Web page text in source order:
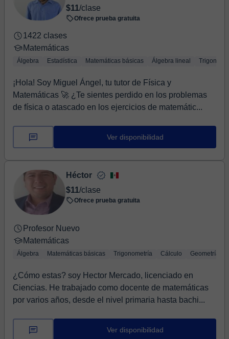
$11/clase
Ofrece prueba gratuita
1422 clases
Matemáticas
Álgebra Estadística Matemáticas básicas Álgebra lineal
¡Hola! Soy Miguel Ángel, tu tutor de Física y
Matemáticas 🚀 ¿Te sientes perdido en los problemas
de física o atascado en los ejercicios de matemátic...
Ver disponibilidad
Héctor
$11/clase
Ofrece prueba gratuita
Profesor Nuevo
Matemáticas
Álgebra Matemáticas básicas Trigonometría Cálculo Geometría
¿Cómo estas? soy Hector Mercado, licenciado en
Ciencias. He trabajado como docente de matemáticas
por varios años, desde el nivel primaria hasta bachi...
Ver disponibilidad